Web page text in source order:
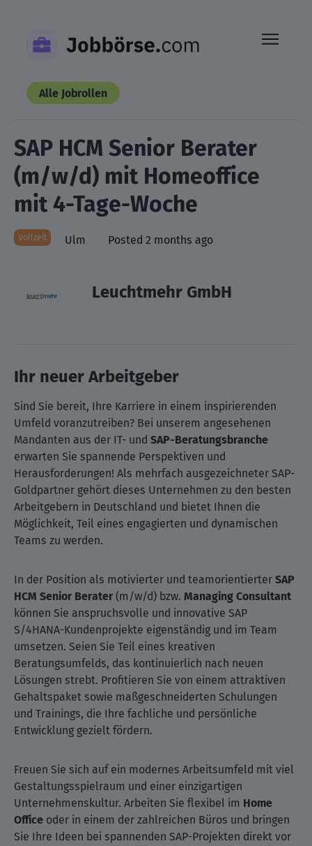
content
Alle Jobrollen
SAP HCM Senior Berater
(m/w/d) mit Homeoffice
mit 4-Tage-Woche
Vollzeit Ulm Posted 2 months ago
Leuchtmehr GmbH
Ihr neuer Arbeitgeber
Sind Sie bereit, Ihre Karriere in einem inspirierenden
Umfeld voranzutreiben? Bei unserem angesehenen
Mandanten aus der IT- und SAP-Beratungsbranche
erwarten Sie spannende Perspektiven und
Herausforderungen! Als mehrfach ausgezeichneter SAP-
Goldpartner gehört dieses Unternehmen zu den besten
Arbeitgebern in Deutschland und bietet Ihnen die
Möglichkeit, Teil eines engagierten und dynamischen
Teams zu werden.
In der Position als motivierter und teamorientierter SAP
HCM Senior Berater(m/w/d) bzw. Managing Consultant
können Sie anspruchsvolle und innovative SAP
S/4HANA-Kundenprojekte eigenständig und im Team
umsetzen. Seien Sie Teil eines kreativen
Beratungsumfelds, das kontinuierlich nach neuen
Lösungen strebt. Profitieren Sie von einem attraktiven
Gehaltspaket sowie maßgeschneiderten Schulungen
und Trainings, die Ihre fachliche und persönliche
Entwicklung gezielt fördern.
Freuen Sie sich auf ein modernes Arbeitsumfeld mit viel
Gestaltungsspielraum und einer einzigartigen
Unternehmenskultur. Arbeiten Sie flexibel im Home
Office oder in einem der zahlreichen Büros und bringen
Sie Ihre Ideen bei spannenden SAP-Projekten direkt vor